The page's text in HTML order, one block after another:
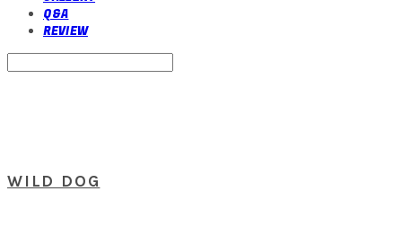
Q&A
REVIEW
WILD DOG